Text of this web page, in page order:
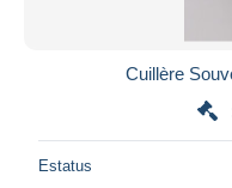
Cuillère
Estatus